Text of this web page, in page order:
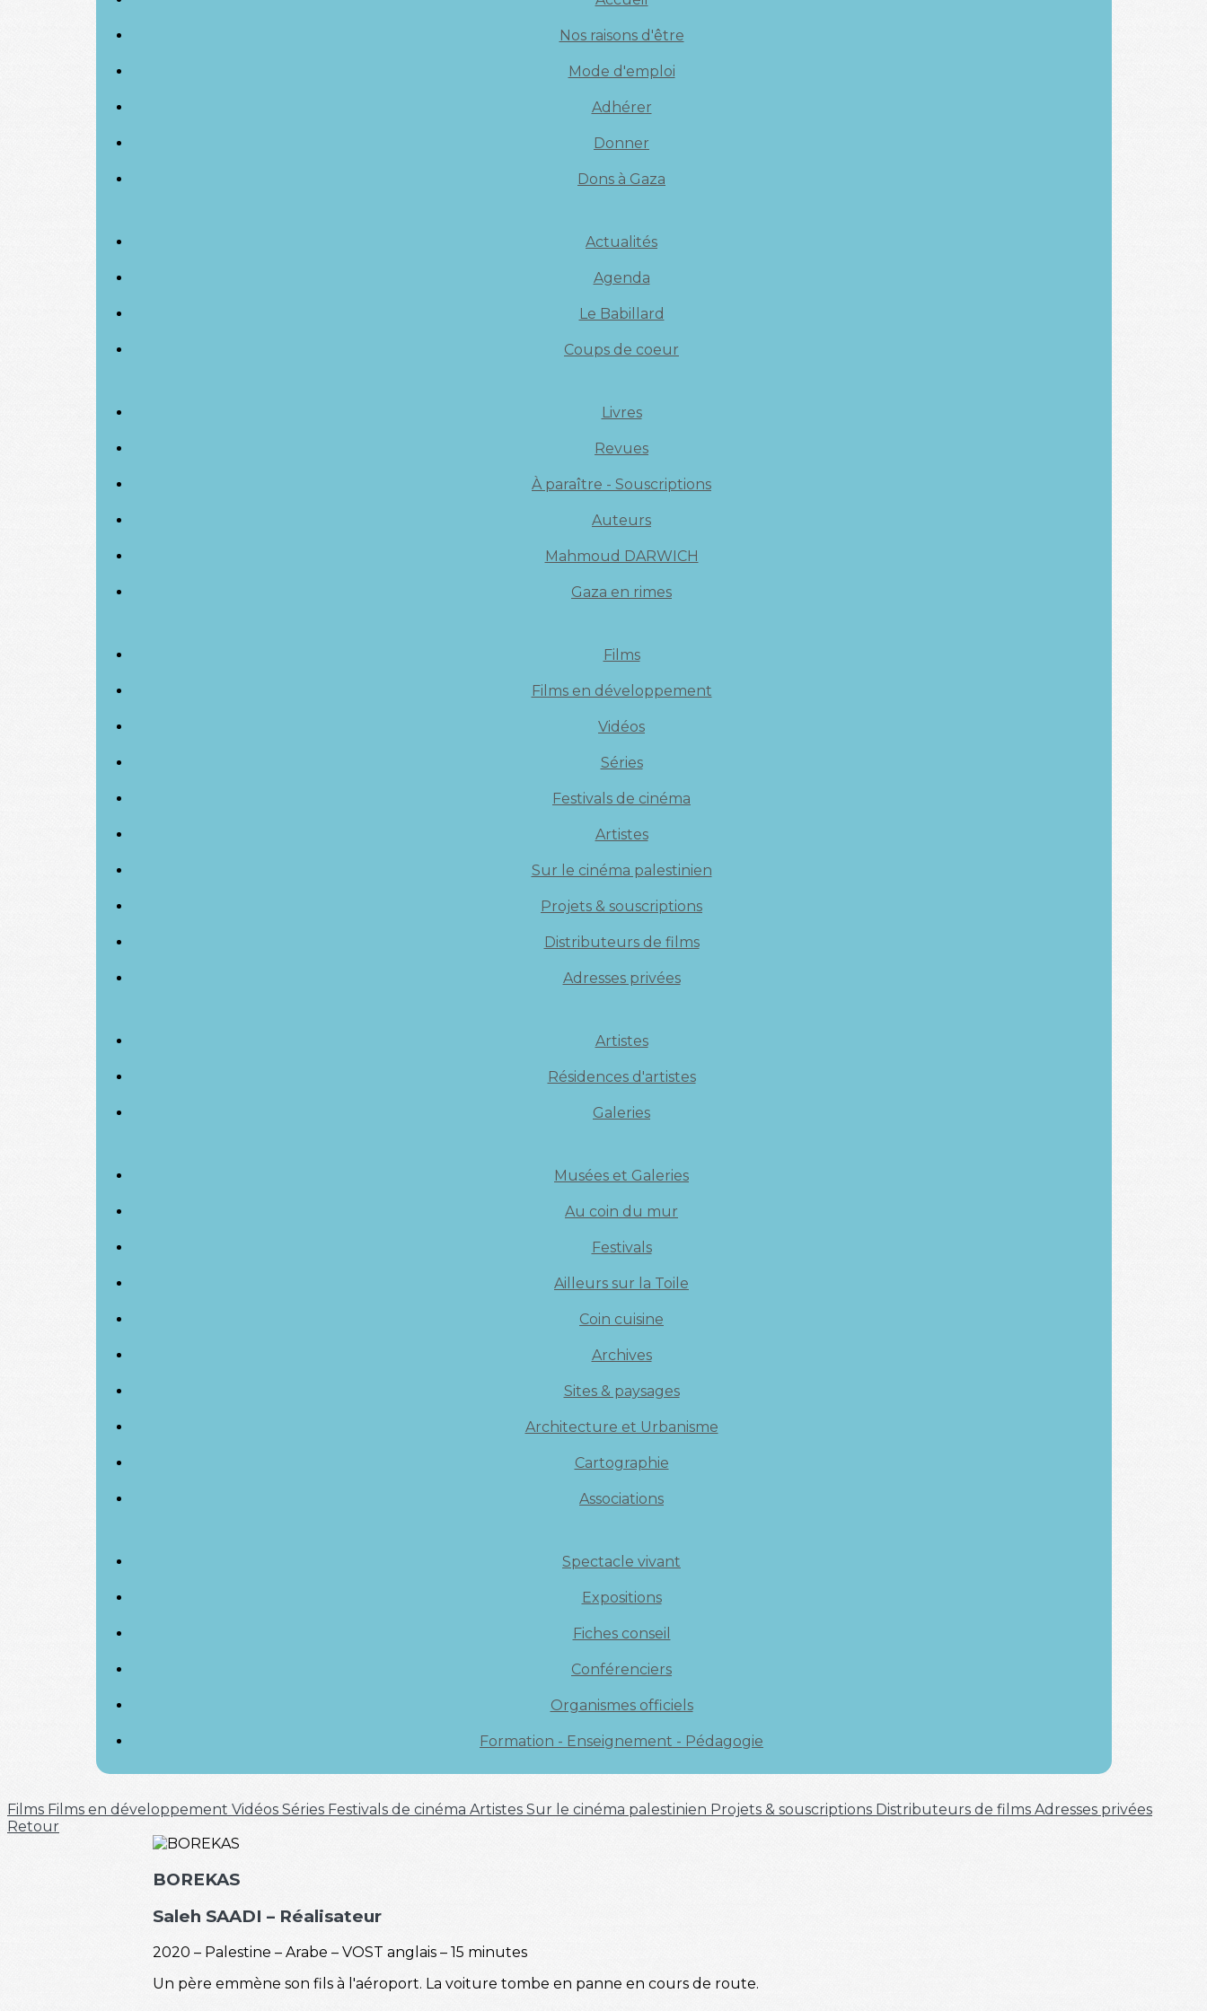
Nos raisons d'être
Mode d'emploi
Adhérer
Donner
Dons à Gaza
Actualités
Agenda
Le Babillard
Coups de coeur
Livres
Revues
À paraître - Souscriptions
Auteurs
Mahmoud DARWICH
Gaza en rimes
Films
Films en développement
Vidéos
Séries
Festivals de cinéma
Artistes
Sur le cinéma palestinien
Projets & souscriptions
Distributeurs de films
Adresses privées
Artistes
Résidences d'artistes
Galeries
Musées et Galeries
Au coin du mur
Festivals
Ailleurs sur la Toile
Coin cuisine
Archives
Sites & paysages
Architecture et Urbanisme
Cartographie
Associations
Spectacle vivant
Expositions
Fiches conseil
Conférenciers
Organismes officiels
Formation - Enseignement - Pédagogie
Films Films en développement Vidéos Séries Festivals de cinéma Artistes Sur le cinéma palestinien Projets & souscriptions Distributeurs de films Adresses privées
Retour
BOREKAS
Saleh SAADI – Réalisateur
2020 – Palestine – Arabe – VOST anglais – 15 minutes
Un père emmène son fils à l'aéroport. La voiture tombe en panne en cours de route.